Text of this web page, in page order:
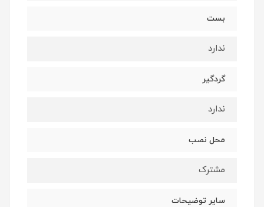
بست
ندارد
گردگیر
ندارد
محل نصب
مشترک
سایر توضیحات